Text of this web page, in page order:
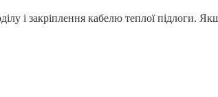
і закріплення кабелю теплої підлоги.